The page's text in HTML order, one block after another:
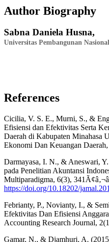
Author Biography
Sabna Daniela Husna,
Universitas Pembangunan
References
Cicilia, V. S. E., Murni, S., &
Efisiensi dan Efektivitas Serta
Daerah di Kabupaten Minahasa
Ekonomi Dan Keuangan
Darmayasa, I. N., & Aneswari,
pada Penelitian Akuntansi
Multiparadigma, 6(3),
https://doi.org/10.18202/
Febrianty, P., Novianty, I., &
Efektivitas Dan Efisiensi
Accounting Research Journal,
Gamar, N., & Djamhuri, A.